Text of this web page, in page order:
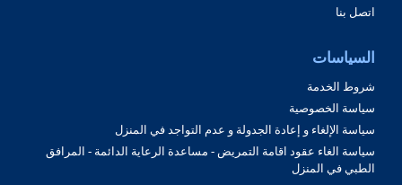
اتصل بنا
السياسات
شروط الخدمة
سياسة الخصوصية
سياسة الإلغاء و إعادة الجدولة و عدم التواجد في المنزل
سياسة الغاء عقود اقامة التمريض - مساعدة الرعاية الدائمة - المرافق
الطبي في المنزل